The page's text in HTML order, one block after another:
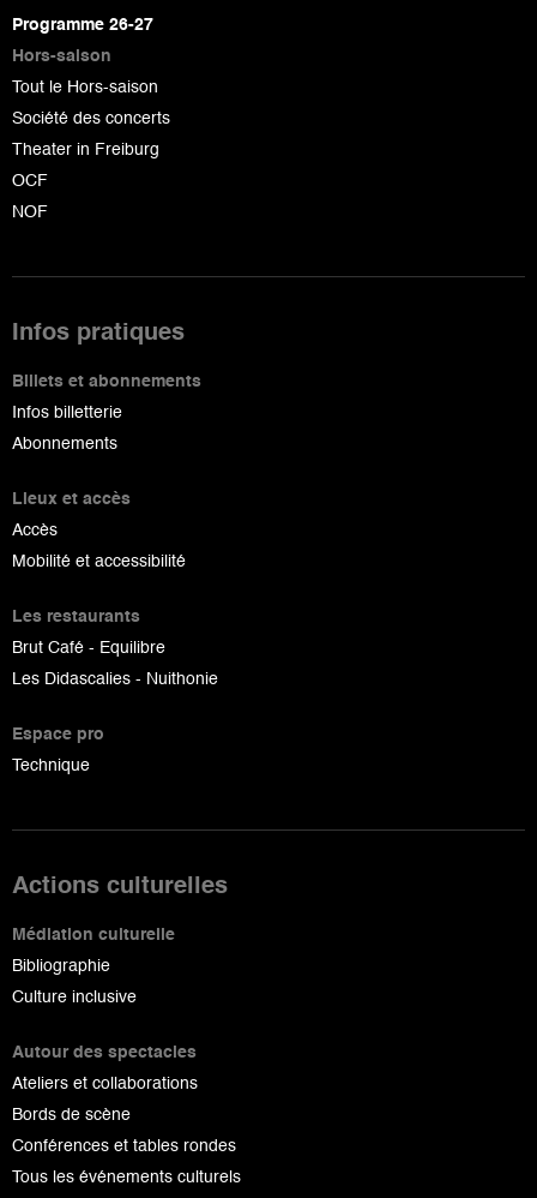
page
Programme 26-27
Hors-saison
Tout le Hors-saison
Société des concerts
Theater in Freiburg
OCF
NOF
Infos pratiques
Billets et abonnements
Infos billetterie
Abonnements
Lieux et accès
Accès
Mobilité et accessibilité
Les restaurants
Brut Café - Equilibre
Les Didascalies - Nuithonie
Espace pro
Technique
Actions culturelles
Médiation culturelle
Bibliographie
Culture inclusive
Autour des spectacles
Ateliers et collaborations
Bords de scène
Conférences et tables rondes
Tous les événements culturels